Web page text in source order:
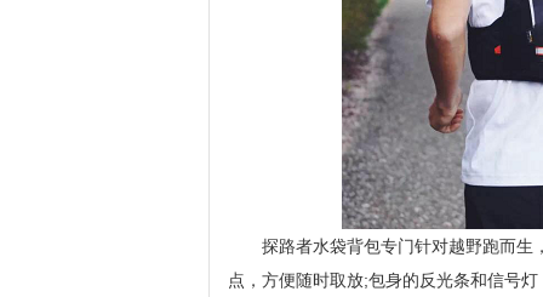
探路者水袋背包专门针对越野跑而生
点，方便随时取放;包身的反光条和信号